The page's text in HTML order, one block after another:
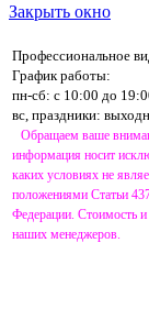
Закрыть окно
Профессиональное
График работы:
пн-сб: с 10:00 до
вс, праздники: выходн
Обращаем ваше
информация носит
каких условиях не
положениями Статьи
Федерации. Стоимость и
наших менеджеров.